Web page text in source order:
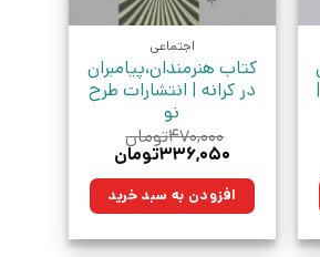
اجتماعی
کتاب هنرمندان،پیامبران
در کرانه | انتشارات طرح
نو
۴۷۰,۰۰۰تومان
قیمت
۴۷۰,۰۰۰تومان
بود.
۳۳۶,۰۵۰تومان
۳۳۶,۰۵۰تومان.افزودن به سبد خرید